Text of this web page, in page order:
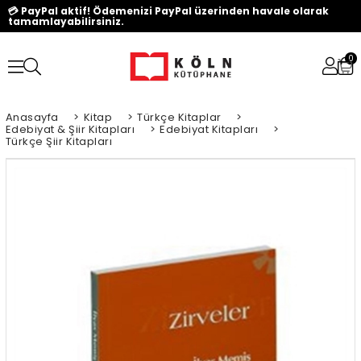
💳 PayPal aktif! Ödemenizi PayPal üzerinden havale olarak
tamamlayabilirsiniz.
0
Anasayfa > Kitap > Türkçe Kitaplar >
Edebiyat & Şiir Kitapları > Edebiyat Kitapları >
Türkçe Şiir Kitapları